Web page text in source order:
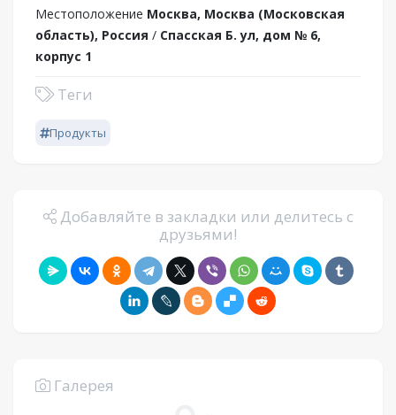
Местоположение Москва, Москва (Московская
область), Россия / Спасская Б. ул, дом № 6,
корпус 1
Теги
Продукты
Добавляйте в закладки или делитесь с
друзьями!
Галерея